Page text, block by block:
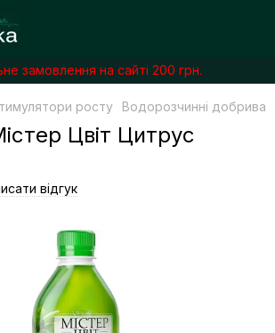
замовлення на сайті 200 грн.
росту Водорозчинні добрива
Цвіт Цитрус
відгук